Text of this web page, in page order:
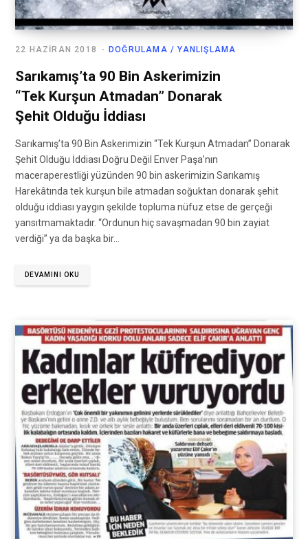
DOĞRULAMA / YANLIŞLAMA
22 HAZIRAN 2018
Sarıkamış’ta 90 Bin Askerimizin
“Tek Kurşun Atmadan” Donarak
Şehit Olduğu İddiası
Sarıkamış’ta 90 Bin Askerimizin “Tek Kurşun Atmadan” Donarak
Şehit Olduğu İddiası Doğru Değil Enver Paşa’nın
maceraperestliği yüzünden 90 bin askerimizin Sarıkamış
Harekâtında tek kurşun bile atmadan soğuktan donarak şehit
olduğu iddiası yaygın şekilde topluma nüfuz etse de gerçeği
yansıtmamaktadır. “Ordunun hiç savaşmadan 90 bin zayiat
verdiği” ya da başka bir…
DEVAMINI OKU